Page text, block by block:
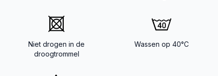
Niet drogen in de
droogtrommel
Wassen op 40°C